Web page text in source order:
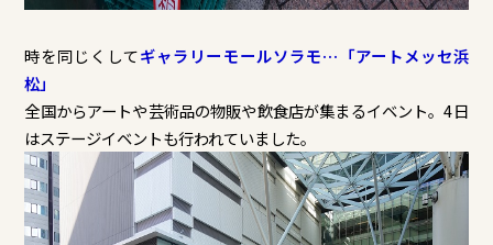
時を同じくしてギャラリーモールソラモ…「アートメッセ浜
松」
全国からアートや芸術品の物販や飲食店が集まるイベント。4日
はステージイベントも行われていました。